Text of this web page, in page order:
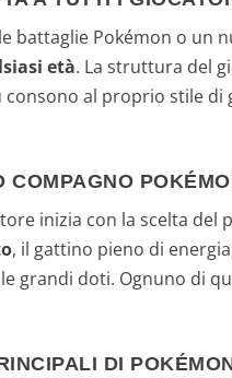
battaglie Pokémon o
età. La struttura del
al proprio stile
COMPAGNO
inizia con la scelta
, il gattino pieno di
grandi doti. Ognuno di
DI